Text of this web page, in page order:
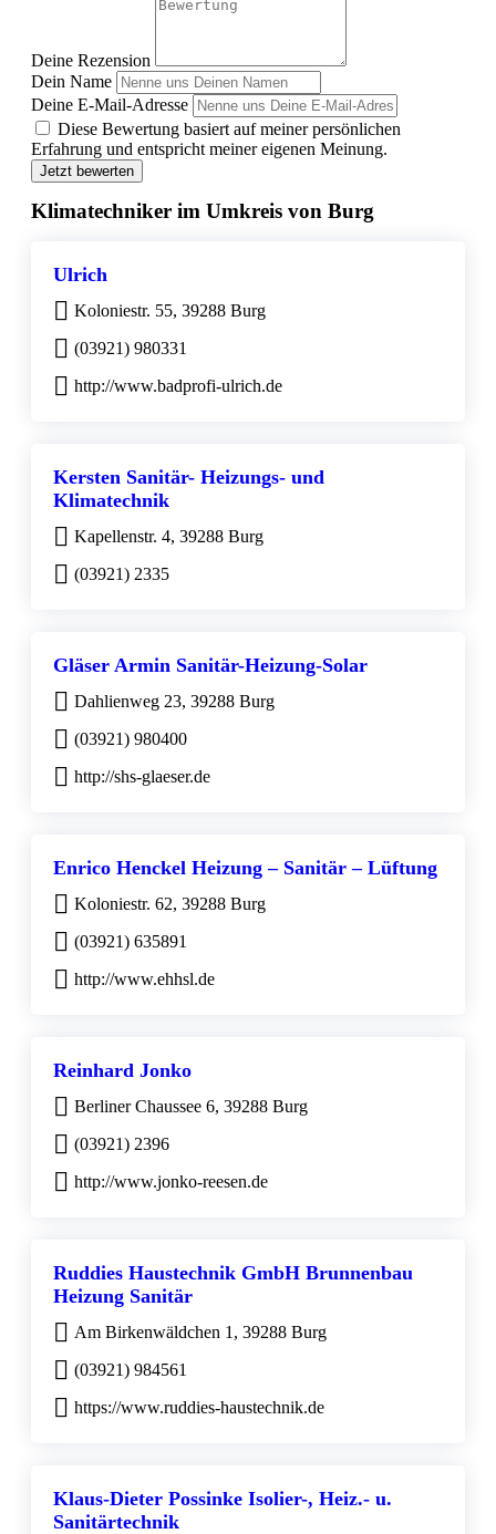
Deine Rezension
Dein Name
Deine E-Mail-Adresse
Diese Bewertung basiert auf meiner persönlichen
Erfahrung und entspricht meiner eigenen Meinung.
Jetzt bewerten
Klimatechniker im Umkreis von Burg
Ulrich
Koloniestr. 55, 39288 Burg
(03921) 980331
http://www.badprofi-ulrich.de
Kersten Sanitär- Heizungs- und
Klimatechnik
Kapellenstr. 4, 39288 Burg
(03921) 2335
Gläser Armin Sanitär-Heizung-Solar
Dahlienweg 23, 39288 Burg
(03921) 980400
http://shs-glaeser.de
Enrico Henckel Heizung – Sanitär – Lüftung
Koloniestr. 62, 39288 Burg
(03921) 635891
http://www.ehhsl.de
Reinhard Jonko
Berliner Chaussee 6, 39288 Burg
(03921) 2396
http://www.jonko-reesen.de
Ruddies Haustechnik GmbH Brunnenbau
Heizung Sanitär
Am Birkenwäldchen 1, 39288 Burg
(03921) 984561
https://www.ruddies-haustechnik.de
Klaus-Dieter Possinke Isolier-, Heiz.- u.
Sanitärtechnik